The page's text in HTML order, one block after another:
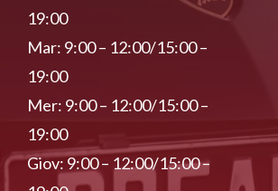
19:00
Mar: 9:00 – 12:00/15:00 –
19:00
Mer: 9:00 – 12:00/15:00 –
19:00
Giov: 9:00 – 12:00/15:00 –